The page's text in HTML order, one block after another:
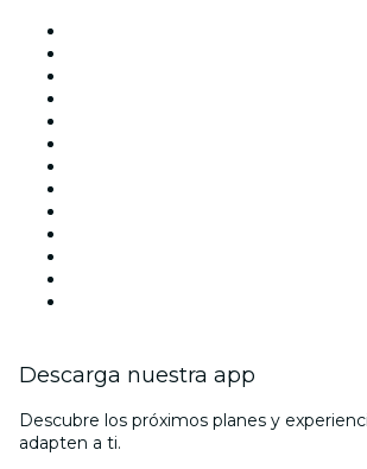
Descarga nuestra app
Descubre los próximos planes y
adapten a ti.